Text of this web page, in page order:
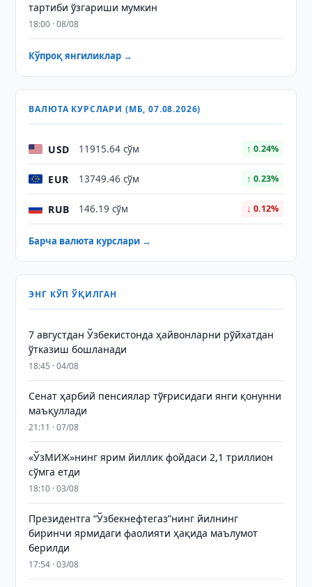
тартиби ўзгариши мумкин
18:00 · 08/08
Кўпроқ янгиликлар →
ВАЛЮТА КУРСЛАРИ (МБ, 07.08.2026)
USD 11915.64 сўм ↑ 0.24%
EUR 13749.46 сўм ↑ 0.23%
RUB 146.19 сўм ↓ 0.12%
Барча валюта курслари →
ЭНГ КЎП ЎҚИЛГАН
7 августдан Ўзбекистонда ҳайвонларни рўйхатдан
ўтказиш бошланади
18:45 · 04/08
Сенат ҳарбий пенсиялар тўғрисидаги янги қонунни
маъқуллади
21:11 · 07/08
«ЎзМИЖ»нинг ярим йиллик фойдаси 2,1 триллион
сўмга етди
18:10 · 03/08
Президентга “Ўзбекнефтегаз”нинг йилнинг
биринчи ярмидаги фаолияти ҳақида маълумот
берилди
17:54 · 03/08